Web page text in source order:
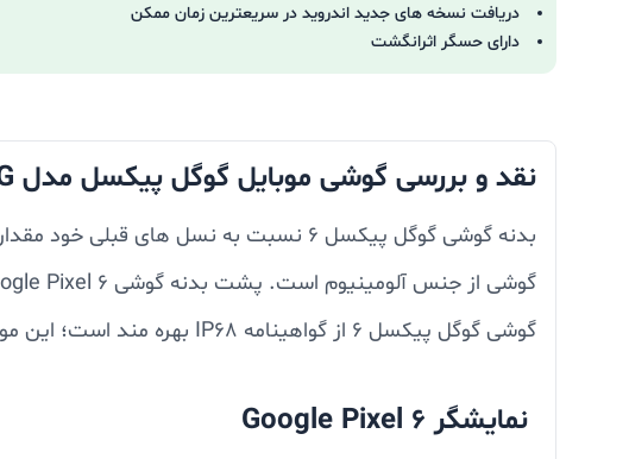
دریافت نسخه های جدید اندروید در سریعترین زمان ممکن
دارای حسگر اثرانگشت
نقد و بررسی گوشی موبایل گوگل پیکسل مدل Google Pixel 6 5G در
بدنه گوشی گوگل پیکسل ۶ نسبت به نسل
گوشی از جنس آلومینیوم است. پشت بدنه گوشی Google Pixel 6 از گوریلا گلس ۶ است.
گوشی گوگل پیکسل ۶ از گواهینامه IP68 بهره مند است؛ این موضوع باعث می‌شود مقاومت این گوشی، در برابر نفوذ‌ آب بیشتر باشد.
نمایشگر Google Pixel 6